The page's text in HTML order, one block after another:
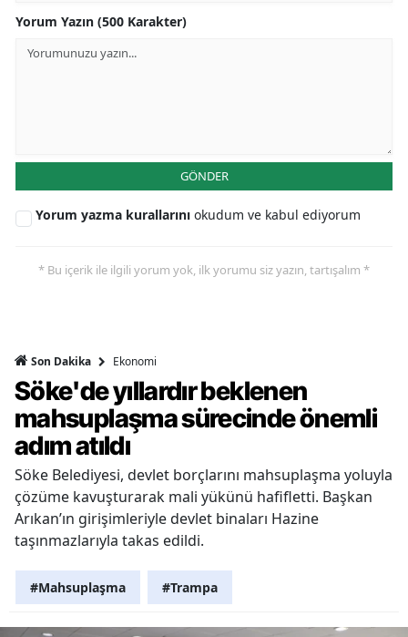
Yorum Yazın (500 Karakter)
GÖNDER
Yorum yazma kurallarını okudum ve kabul ediyorum
* Bu içerik ile ilgili yorum yok, ilk yorumu siz yazın, tartışalım *
Son Dakika Ekonomi
Söke'de yıllardır beklenen
mahsuplaşma sürecinde önemli
adım atıldı
Söke Belediyesi, devlet borçlarını mahsuplaşma yoluyla
çözüme kavuşturarak mali yükünü hafifletti. Başkan
Arıkan’ın girişimleriyle devlet binaları Hazine
taşınmazlarıyla takas edildi.
#Mahsuplaşma #Trampa